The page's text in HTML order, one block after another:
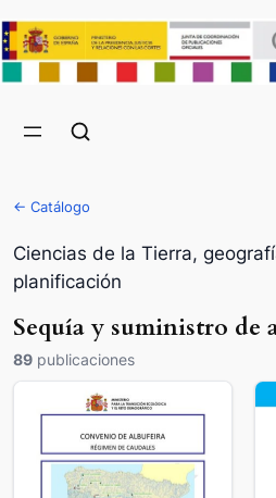
← Catálogo
Ciencias de la Tierra,
planificación
Sequía y suministro de
89 publicaciones